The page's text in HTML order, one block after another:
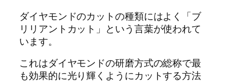
ダイヤモンドのカットの種類にはよく「ブ
リリアントカット」という言葉が使われて
います。
これはダイヤモンドの研磨方式の総称で最
も効果的に光り輝くようにカットする方法